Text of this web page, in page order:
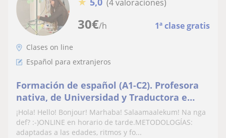
30€/h 1ª clase gratis
(4 valoraciones)
Clases on line
Español para extranjeros
Formación de español (A1-C2). Profesora
nativa, de Universidad y Traductora e
Intérprete cualificada
¡Hola! Hello! Bonjour! Marhaba! Salaamaalekum! Na nga
def? :-)ONLINE en horario de tarde.METODOLOGÍAS:
adaptadas a las edades, ritmos y fo...